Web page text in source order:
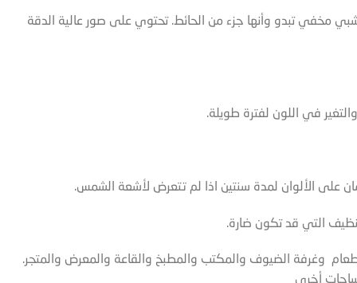
مخفي تبدو وأنها جزء من الحائط. تحتوي على صور عالية الدقة
في اللون لفترة طويلة.
على الألوان لمدة سنتين اذا لم تتعرض لأشعة الشمس.
التي قد تكون ضارة.
وغرفة الضيوف والمكتب والمطبخ والقاعة والمعرض والمتجر.
أخرى